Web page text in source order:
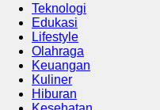
Teknologi
Edukasi
Lifestyle
Olahraga
Keuangan
Kuliner
Hiburan